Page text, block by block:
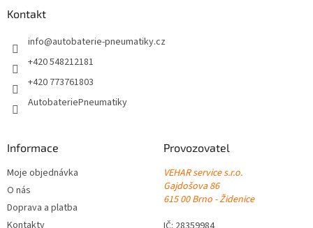
Kontakt
info@autobaterie-pneumatiky.cz
+420 548212181
+420 773761803
AutobateriePneumatiky
Informace
Moje objednávka
O nás
Doprava a platba
Kontakty
Provozovatel
VEHAR service s.r.o.
Gajdošova 86
615 00 Brno - Židenice